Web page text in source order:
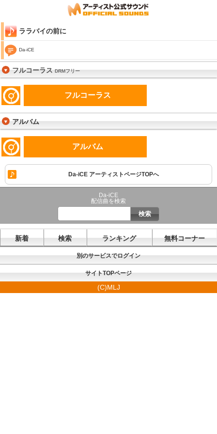
ララバイの前に
Da-iCE
フルコーラスDRMフリー
フルコーラス
アルバム
アルバム
Da-iCE アーティストページTOPへ
Da-iCE
配信曲を検索
新着 検索 ランキング 無料コーナー
別のサービスでログイン
サイトTOPページ
(C)MLJ